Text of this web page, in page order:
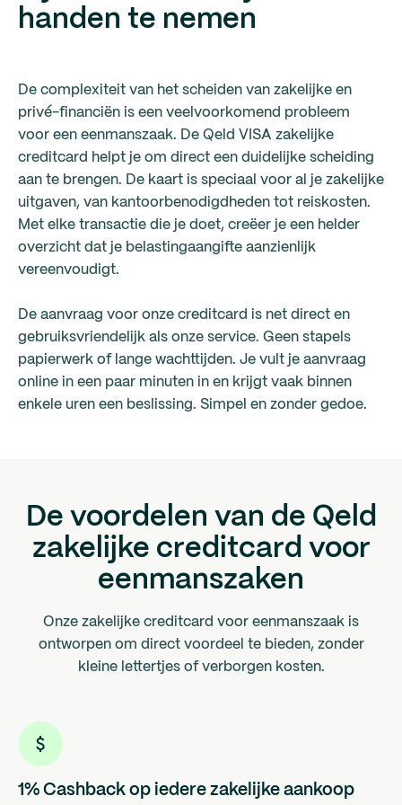
handen te nemen
De complexiteit van het scheiden van zakelijke en
privé-financiën is een veelvoorkomend probleem
voor een eenmanszaak. De Qeld VISA zakelijke
creditcard helpt je om direct een duidelijke scheiding
aan te brengen. De kaart is speciaal voor al je zakelijke
uitgaven, van kantoorbenodigdheden tot reiskosten.
Met elke transactie die je doet, creëer je een helder
overzicht dat je belastingaangifte aanzienlijk
vereenvoudigt.
De aanvraag voor onze creditcard is net direct en
gebruiksvriendelijk als onze service. Geen stapels
papierwerk of lange wachttijden. Je vult je aanvraag
online in een paar minuten in en krijgt vaak binnen
enkele uren een beslissing. Simpel en zonder gedoe.
De voordelen van de Qeld
zakelijke creditcard voor
eenmanszaken
Onze zakelijke creditcard voor eenmanszaak is
ontworpen om direct voordeel te bieden, zonder
kleine lettertjes of verborgen kosten.
1% Cashback op iedere zakelijke aankoop